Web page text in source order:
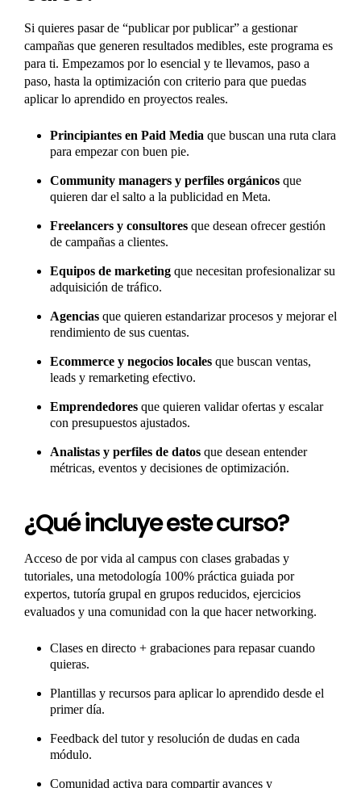
Si quieres pasar de “publicar por publicar” a gestionar
campañas que generen resultados medibles, este programa es
para ti. Empezamos por lo esencial y te llevamos, paso a
paso, hasta la optimización con criterio para que puedas
aplicar lo aprendido en proyectos reales.
Principiantes en Paid Media que buscan una ruta clara
para empezar con buen pie.
Community managers y perfiles orgánicos que
quieren dar el salto a la publicidad en Meta.
Freelancers y consultores que desean ofrecer gestión
de campañas a clientes.
Equipos de marketing que necesitan profesionalizar su
adquisición de tráfico.
Agencias que quieren estandarizar procesos y mejorar el
rendimiento de sus cuentas.
Ecommerce y negocios locales que buscan ventas,
leads y remarketing efectivo.
Emprendedores que quieren validar ofertas y escalar
con presupuestos ajustados.
Analistas y perfiles de datos que desean entender
métricas, eventos y decisiones de optimización.
¿Qué incluye este curso?
Acceso de por vida al campus con clases grabadas y
tutoriales, una metodología 100% práctica guiada por
expertos, tutoría grupal en grupos reducidos, ejercicios
evaluados y una comunidad con la que hacer networking.
Clases en directo + grabaciones para repasar cuando
quieras.
Plantillas y recursos para aplicar lo aprendido desde el
primer día.
Feedback del tutor y resolución de dudas en cada
módulo.
Comunidad activa para compartir avances y